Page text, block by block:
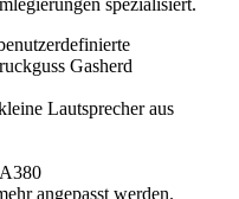
Gasherd
Lautsprecher aus
angepasst werden.